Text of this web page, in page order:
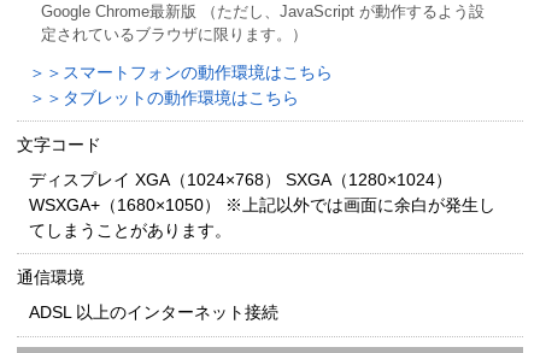
Google Chrome最新版 （ただし、JavaScript が動作するよう設
定されているブラウザに限ります。）
＞＞スマートフォンの動作環境はこちら
＞＞タブレットの動作環境はこちら
文字コード
ディスプレイ XGA（1024×768） SXGA（1280×1024）
WSXGA+（1680×1050） ※上記以外では画面に余白が発生し
てしまうことがあります。
通信環境
ADSL 以上のインターネット接続